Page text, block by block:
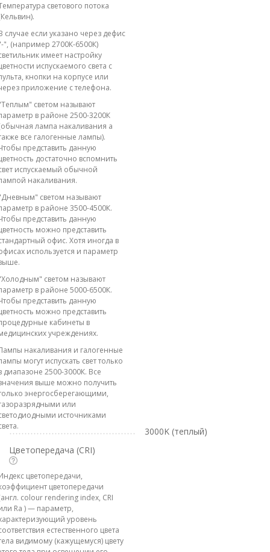
светового потока
случае если указано через дефис
", (например 2700К-6500К)
имеет настройку
испускаемого света с
кнопки на корпусе или
приложение с телефона.
светом называют
в районе 2500-3200К
лампа накаливания а
все галогенные лампы).
представить данную
достаточно вспомнить
испускаемый обычной
накаливания.
светом называют
в районе 3500-4500К.
представить данную
можно представить
офис. Хотя иногда в
используется и параметр
светом называют
в районе 5000-6500К.
представить данную
можно представить
кабинеты в
учреждениях.
накаливания и галогенные
могут испускать свет только
диапазоне 2500-3000К. Все
выше можно получить
энергосберегающими,
или
источниками
3000K (теплый)
Цветопередача (CRI)
цветопередачи,
цветопередачи
colour rendering index, CRI
Ra ) — параметр,
уровень
естественного цвета
видимому (кажущемуся) цвету